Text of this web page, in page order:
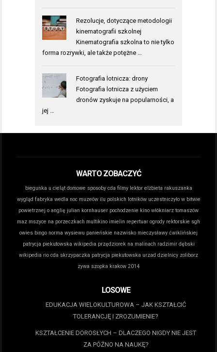
Rezolucje, dotyczące metodologii
kinematografii szkolnej
Kinematografia szkolna to nie tylko
forma rozrywki, ale także potężne …
Fotografia lotnicza: drony
Fotografia lotnicza z użyciem
dronów zyskuje na popularności, a
jej …
WARTO ZOBACZYĆ
biegunka u cieląt domowe sposoby cda filmy lektor elżbieta rakuszanka
wygląd fabryka wedla noc muzeów ilu polskich lotników uczestniczyło w bitwie
powietrznej o anglię julian kornhauser pochodzenie kino włókniarz tomaszów
maz mszyce na porzeczkach multikino imielin repertuar ogrody rektorskie sgh
owies bingo norma wysiewu panieńskie nazwisko mieczysławy ćwiklińskiej
patrycja piekutowska wikipedia przędziorek na malinach radzimir dębski
wikipedia rio cda skrzypaczka patrycja piekutowska urzad dzielnicy zoliborz
zywa szopka krakow 2014
LOSOWE
EDUKACJA WIELOKULTUROWA – JAK KSZTAŁCIĆ
TOLERANCJĘ I ZROZUMIENIE?
KSZTAŁCENIE DOROSŁYCH – DLACZEGO NIGDY NIE JEST
ZA PÓŹNO NA NAUKĘ?